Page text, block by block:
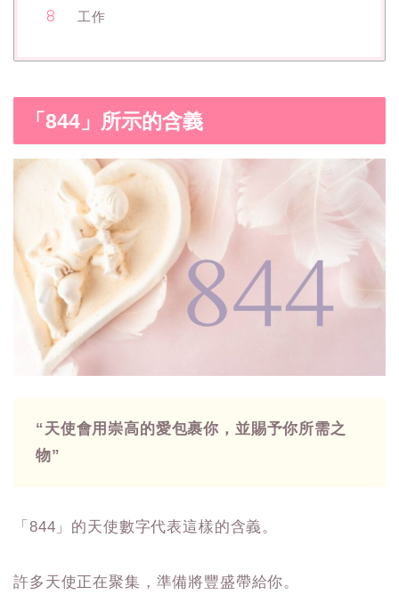
工作
「844」所示的含義
“天使會用崇高的愛包裹你，並賜予你所需之
物”
「844」的天使數字代表這樣的含義。
許多天使正在聚集，準備將豐盛帶給你。